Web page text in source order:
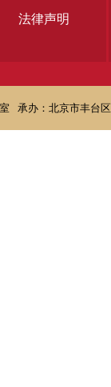
法律声明
承办：北京市丰台